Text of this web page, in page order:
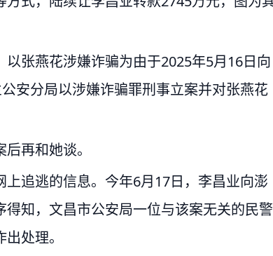
张燕花涉嫌诈骗为由于2025年5月16日向
安分局以涉嫌诈骗罪刑事立案并对张燕花
再和她谈。
追逃的信息。今年6月17日，李昌业向澎
知，文昌市公安局一位与该案无关的民警
处理。